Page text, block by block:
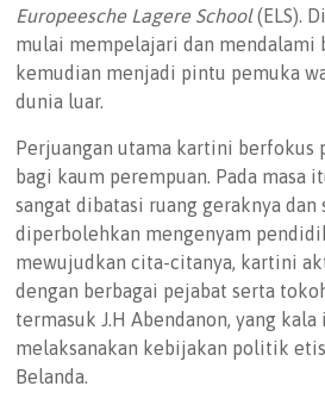
Europeesche Lagere School(ELS).
mulai mempelajari dan mendalami
kemudian menjadi pintu pemuka
dunia luar.
Perjuangan utama kartini berfokus
bagi kaum perempuan. Pada masa
sangat dibatasi ruang geraknya dan
diperbolehkan mengenyam
mewujudkan cita-citanya, kartini
dengan berbagai pejabat serta
termasuk J.H Abendanon, yang
melaksanakan kebijakan politik
Belanda.